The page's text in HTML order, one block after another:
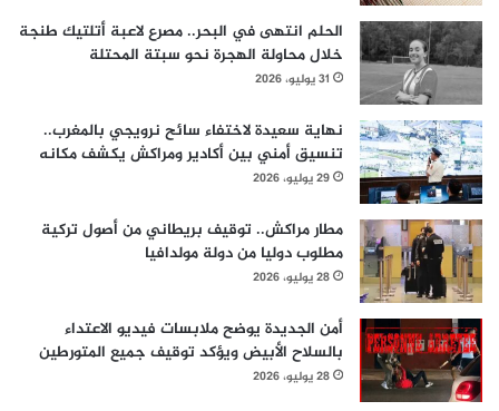
الحلم انتهى في البحر.. مصرع لاعبة أتلتيك طنجة
خلال محاولة الهجرة نحو سبتة المحتلة
31 يوليو، 2026
نهاية سعيدة لاختفاء سائح نرويجي بالمغرب..
تنسيق أمني بين أكادير ومراكش يكشف مكانه
29 يوليو، 2026
مطار مراكش.. توقيف بريطاني من أصول تركية
مطلوب دوليا من دولة مولدافيا
28 يوليو، 2026
أمن الجديدة يوضح ملابسات فيديو الاعتداء
بالسلاح الأبيض ويؤكد توقيف جميع المتورطين
28 يوليو، 2026